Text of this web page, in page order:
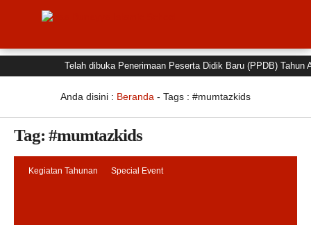
Telah dibuka Penerimaan Peserta Didik Baru (PPDB)
Anda disini : Beranda - Tags : #mumtazkids
Tag: #mumtazkids
Kegiatan Tahunan Special Event